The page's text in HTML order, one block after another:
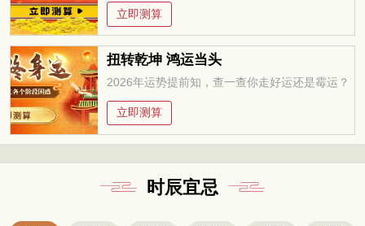
立即测算
扭转乾坤 鸿运当头
2026年运势提前知，查一查你走好运还是霉运？
立即测算
时辰宜忌